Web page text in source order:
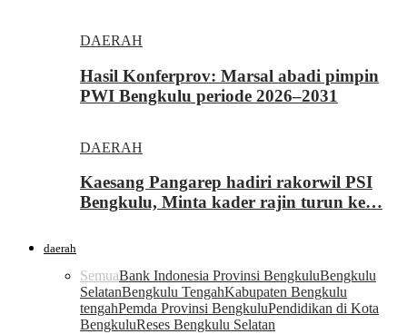
DAERAH
Hasil Konferprov: Marsal abadi pimpin
PWI Bengkulu periode 2026–2031
DAERAH
Kaesang Pangarep hadiri rakorwil PSI
Bengkulu, Minta kader rajin turun ke…
daerah
SemuaBank Indonesia Provinsi BengkuluBengkulu
SelatanBengkulu TengahKabupaten Bengkulu
tengahPemda Provinsi BengkuluPendidikan di Kota
BengkuluReses Bengkulu Selatan